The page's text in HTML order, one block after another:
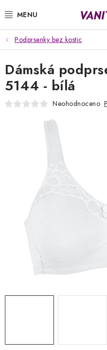
na
KABELKY
SPODNÍ PRÁDLO
PUNČOCHY
NAPIŠTE NÁM
Kontakty
Podprsenky bez kostic
Dámská
5144 - bílá
Neohodnoceno